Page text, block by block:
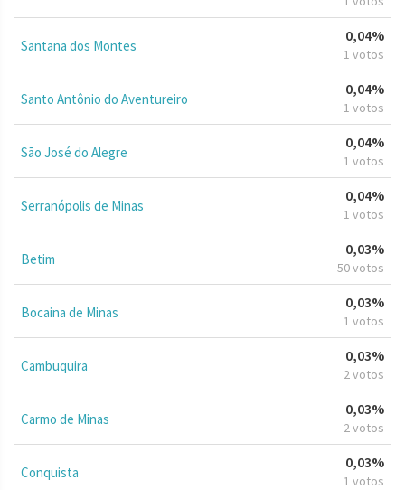
Santana dos Montes
0,04%
1 votos
Santo Antônio do Aventureiro
0,04%
1 votos
São José do Alegre
0,04%
1 votos
Serranópolis de Minas
0,04%
1 votos
Betim
0,03%
50 votos
Bocaina de Minas
0,03%
1 votos
Cambuquira
0,03%
2 votos
Carmo de Minas
0,03%
2 votos
Conquista
0,03%
1 votos